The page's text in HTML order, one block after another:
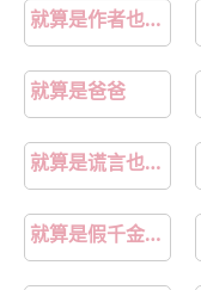
就算是作者也不能ooc
就算是爸爸
就算是谎言也没关系音乐
就算是假千金也要勇敢摆烂笔趣阁